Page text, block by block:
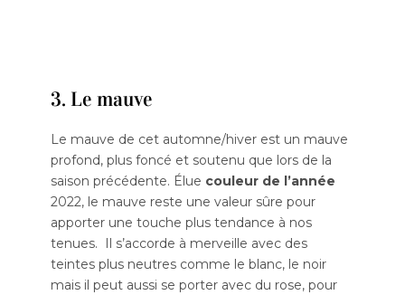
3. Le mauve
Le mauve de cet automne/hiver est un mauve
profond, plus foncé et soutenu que lors de la
saison précédente. Élue couleur de l’année
2022, le mauve reste une valeur sûre pour
apporter une touche plus tendance à nos
tenues. Il s’accorde à merveille avec des
teintes plus neutres comme le blanc, le noir
mais il peut aussi se porter avec du rose, pour